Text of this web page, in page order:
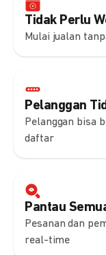
Tidak Perlu
Mulai jualan
Pelanggan
Pelanggan bisa
daftar
Pantau
Pesanan dan
real-time